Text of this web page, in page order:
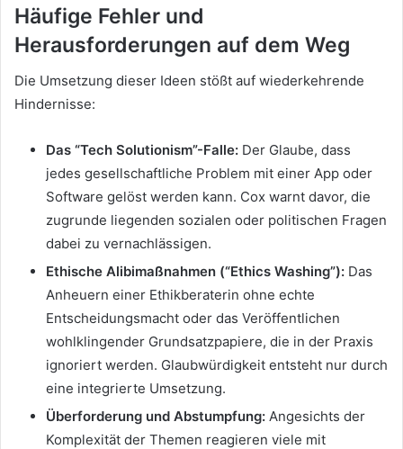
Häufige Fehler und
Herausforderungen auf dem Weg
Die Umsetzung dieser Ideen stößt auf wiederkehrende
Hindernisse:
Das “Tech Solutionism”-Falle: Der Glaube, dass
jedes gesellschaftliche Problem mit einer App oder
Software gelöst werden kann. Cox warnt davor, die
zugrunde liegenden sozialen oder politischen Fragen
dabei zu vernachlässigen.
Ethische Alibimaßnahmen (“Ethics Washing”): Das
Anheuern einer Ethikberaterin ohne echte
Entscheidungsmacht oder das Veröffentlichen
wohlklingender Grundsatzpapiere, die in der Praxis
ignoriert werden. Glaubwürdigkeit entsteht nur durch
eine integrierte Umsetzung.
Überforderung und Abstumpfung: Angesichts der
Komplexität der Themen reagieren viele mit